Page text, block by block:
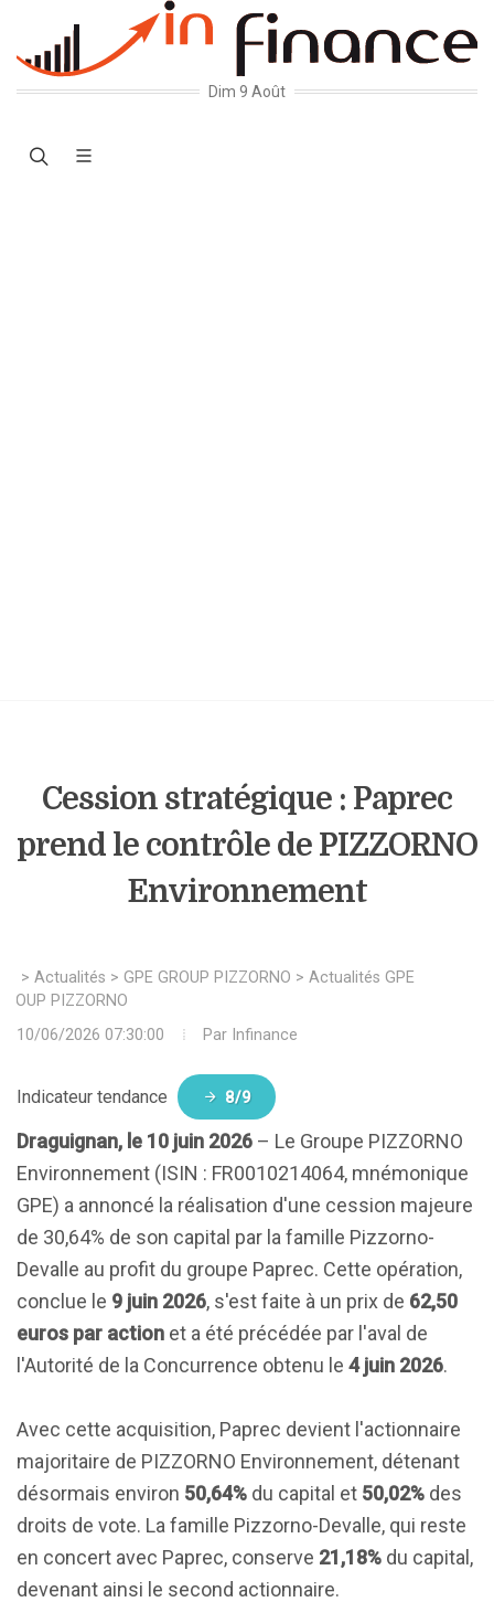
Dim 9 Août
Cession stratégique : Paprec
prend le contrôle de PIZZORNO
Environnement
> Actualités > GPE GROUP PIZZORNO > Actualités GPE
PIZZORNO
10/06/2026 07:30:00
Par Infinance
Indicateur tendance 8/9
Draguignan, le 10 juin 2026 – Le Groupe PIZZORNO
Environnement (ISIN : FR0010214064, mnémonique
GPE) a annoncé la réalisation d'une cession majeure
de 30,64% de son capital par la famille Pizzorno-
Devalle au profit du groupe Paprec. Cette opération,
conclue le 9 juin 2026, s'est faite à un prix de 62,50
euros par action et a été précédée par l'aval de
l'Autorité de la Concurrence obtenu le 4 juin 2026.
Avec cette acquisition, Paprec devient l'actionnaire
majoritaire de PIZZORNO Environnement, détenant
désormais environ 50,64% du capital et 50,02% des
droits de vote. La famille Pizzorno-Devalle, qui reste
en concert avec Paprec, conserve 21,18% du capital,
devenant ainsi le second actionnaire.